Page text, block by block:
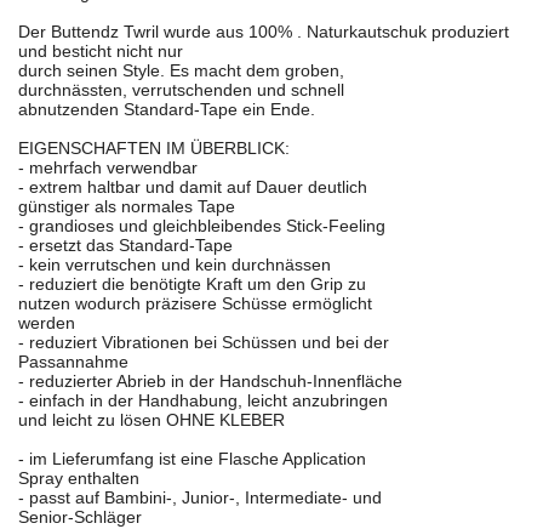
Der Buttendz Twril wurde aus 100% . Naturkautschuk produziert
und besticht nicht nur
durch seinen Style. Es macht dem groben,
durchnässten, verrutschenden und schnell
abnutzenden Standard-Tape ein Ende.
EIGENSCHAFTEN IM ÜBERBLICK:
- mehrfach verwendbar
- extrem haltbar und damit auf Dauer deutlich
günstiger als normales Tape
- grandioses und gleichbleibendes Stick-Feeling
- ersetzt das Standard-Tape
- kein verrutschen und kein durchnässen
- reduziert die benötigte Kraft um den Grip zu
nutzen wodurch präzisere Schüsse ermöglicht
werden
- reduziert Vibrationen bei Schüssen und bei der
Passannahme
- reduzierter Abrieb in der Handschuh-Innenfläche
- einfach in der Handhabung, leicht anzubringen
und leicht zu lösen OHNE KLEBER
- im Lieferumfang ist eine Flasche Application
Spray enthalten
- passt auf Bambini-, Junior-, Intermediate- und
Senior-Schläger